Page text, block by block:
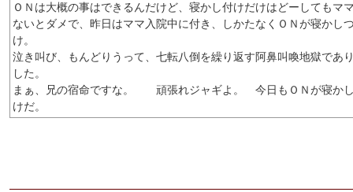
ＯＮは大概の事はできるんだけど、寝かし付けだけはどーしてもマ
ないとダメで、昨日はママ入院中に付き、しかたなくＯＮが寝かし
け。
泣き叫び、もんどりうって、七転八倒を繰り返す阿鼻叫喚地獄であ
した。
まぁ、兄の宿命ですな。 頑張れジャギよ。 今日もＯＮが寝か
けだ。